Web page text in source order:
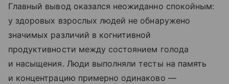
Главный вывод оказался неожиданно спокойным:
у здоровых взрослых людей не обнаружено
значимых различий в когнитивной
продуктивности между состоянием голода
и насыщения. Люди выполняли тесты на память
и концентрацию примерно одинаково —